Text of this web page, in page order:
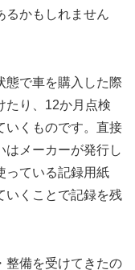
るかもしれません
態で車を購入した際
たり、12か月点検
いくものです。直接
はメーカーが発行し
っている記録用紙
いくことで記録を残
整備を受けてきたの